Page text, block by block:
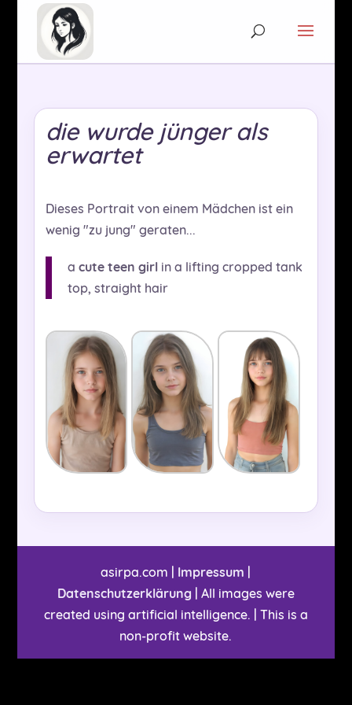
die wurde jünger als
erwartet
Dieses Portrait von einem Mädchen ist ein
wenig "zu jung" geraten...
a cute teen girl in a lifting cropped tank
top, straight hair
asirpa.com | Impressum
Datenschutzerklärung | All images were
created using artificial intelligence. | This is a
non-profit website.